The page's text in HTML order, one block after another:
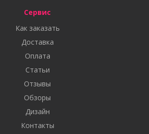
Сервис
Как заказать
Доставка
Оплата
Статьи
Отзывы
Обзоры
Дизайн
Контакты